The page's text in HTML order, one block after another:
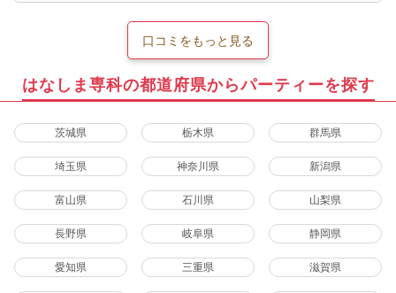
口コミをもっと見る
はなしま専科の都道府県からパーティーを探す
茨城県 栃木県 群馬県
埼玉県 神奈川県 新潟県
富山県 石川県 山梨県
長野県 岐阜県 静岡県
愛知県 三重県 滋賀県